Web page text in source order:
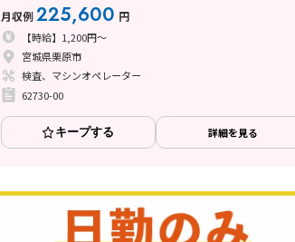
月収例225,600 円
【時給】1,200円～
宮城県栗原市
検査、マシンオペレーター
62730-00
キープする 詳細を見る